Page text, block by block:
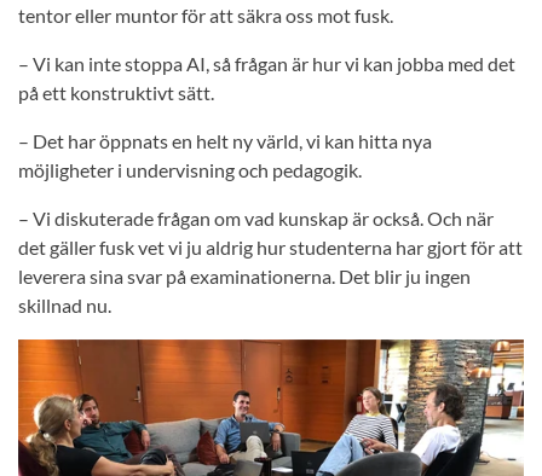
tentor eller muntor för att säkra oss mot fusk.
– Vi kan inte stoppa AI, så frågan är hur vi kan jobba med det
på ett konstruktivt sätt.
– Det har öppnats en helt ny värld, vi kan hitta nya
möjligheter i undervisning och pedagogik.
– Vi diskuterade frågan om vad kunskap är också. Och när
det gäller fusk vet vi ju aldrig hur studenterna har gjort för att
leverera sina svar på examinationerna. Det blir ju ingen
skillnad nu.